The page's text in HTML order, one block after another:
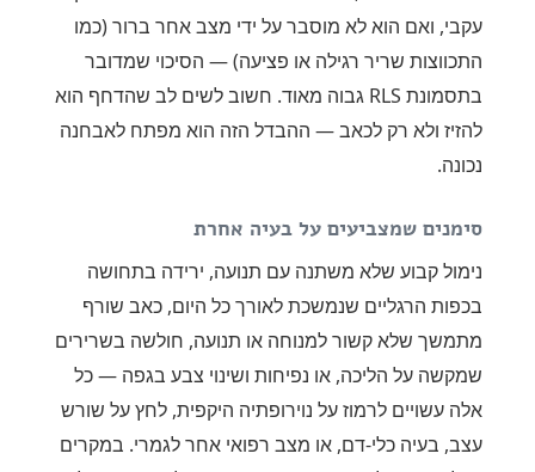
עקבי, ואם הוא לא מוסבר על ידי מצב אחר ברור (כמו
התכווצות שריר רגילה או פציעה) — הסיכוי שמדובר
בתסמונת RLS גבוה מאוד. חשוב לשים לב שהדחף הוא
להזיז ולא רק לכאב — ההבדל הזה הוא מפתח לאבחנה
נכונה.
סימנים שמצביעים על בעיה אחרת
נימול קבוע שלא משתנה עם תנועה, ירידה בתחושה
בכפות הרגליים שנמשכת לאורך כל היום, כאב שורף
מתמשך שלא קשור למנוחה או תנועה, חולשה בשרירים
שמקשה על הליכה, או נפיחות ושינוי צבע בגפה — כל
אלה עשויים לרמוז על נוירופתיה היקפית, לחץ על שורש
עצב, בעיה כלי-דם, או מצב רפואי אחר לגמרי. במקרים